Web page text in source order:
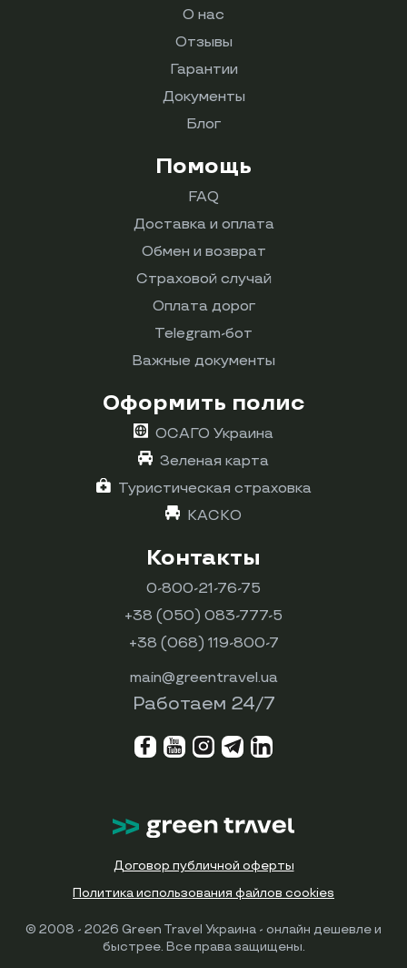
О нас
Отзывы
Гарантии
Документы
Блог
Помощь
FAQ
Доставка и оплата
Обмен и возврат
Страховой случай
Оплата дорог
Telegram-бот
Важные документы
Оформить полис
ОСАГО Украина
Зеленая карта
Туристическая страховка
КАСКО
Контакты
0-800-21-76-75
+38 (050) 083-777-5
+38 (068) 119-800-7
main@greentravel.ua
Работаем 24/7
Договор публичной оферты
Политика использования файлов cookies
© 2008 - 2026 Green Travel Украина - онлайн дешевле и
быстрее. Все права защищены.